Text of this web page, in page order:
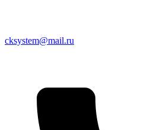
cksystem@mail.ru